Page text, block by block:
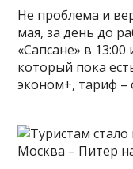
Не проблема и
мая, за день до
«Сапсане» в
который пока
эконом+, тариф –